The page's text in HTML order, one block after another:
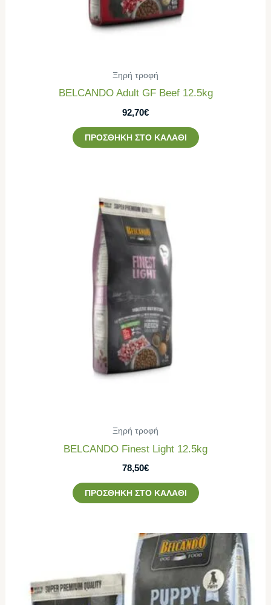
Ξηρή τροφή
BELCANDO Adult GF Beef 12.5kg
92,70€
ΠΡΟΣΘΉΚΗ ΣΤΟ ΚΑΛΆΘΙ
Ξηρή τροφή
BELCANDO Finest Light 12.5kg
78,50€
ΠΡΟΣΘΉΚΗ ΣΤΟ ΚΑΛΆΘΙ